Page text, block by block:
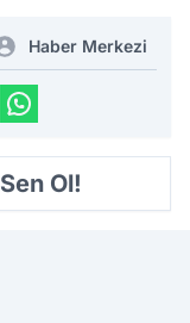
Haber Merkezi
Ol!